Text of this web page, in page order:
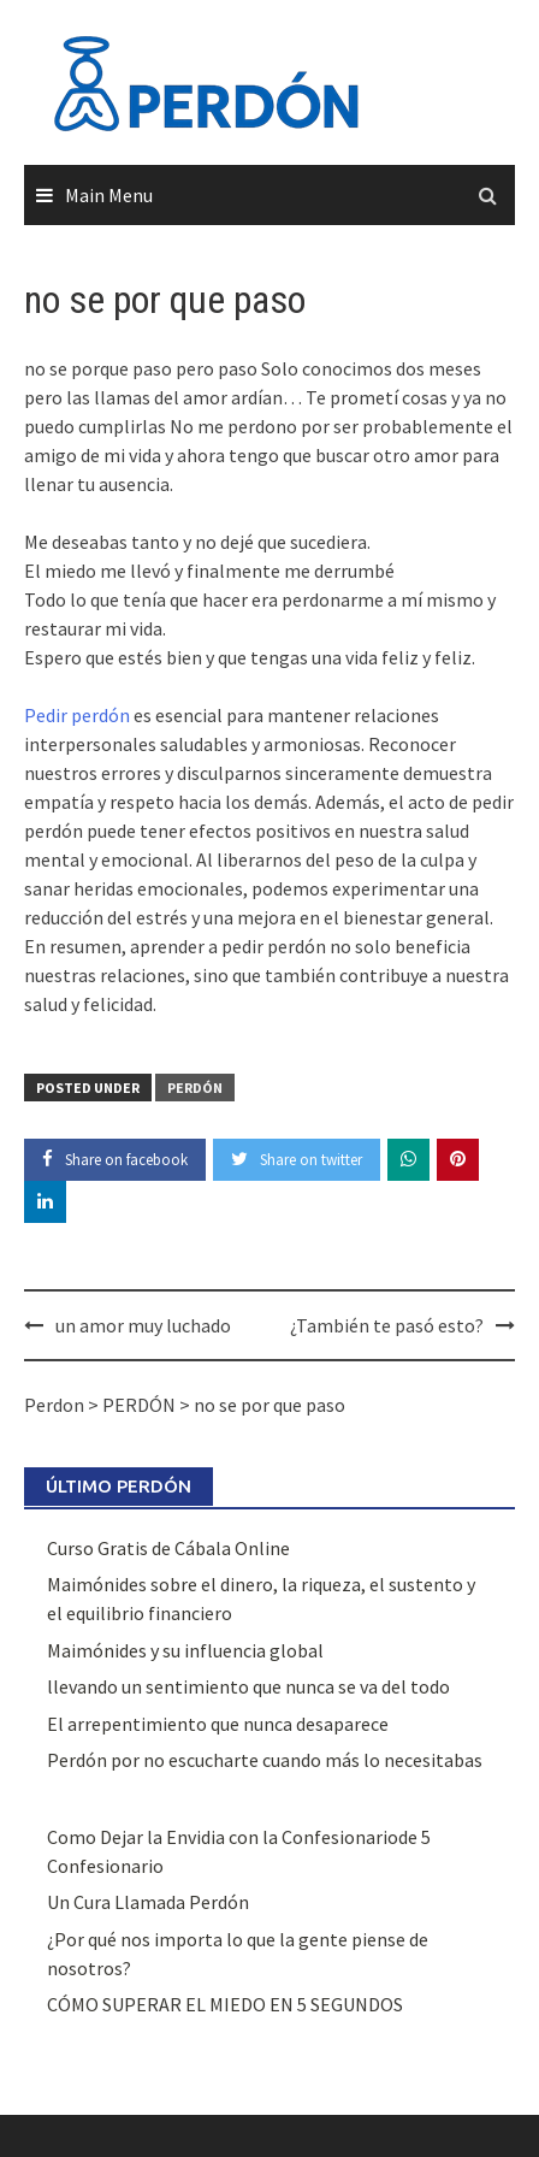
Main Menu
no se por que paso
no se porque paso pero paso Solo conocimos dos meses
pero las llamas del amor ardían… Te prometí cosas y ya no
puedo cumplirlas No me perdono por ser probablemente el
amigo de mi vida y ahora tengo que buscar otro amor para
llenar tu ausencia.
Me deseabas tanto y no dejé que sucediera.
El miedo me llevó y finalmente me derrumbé
Todo lo que tenía que hacer era perdonarme a mí mismo y
restaurar mi vida.
Espero que estés bien y que tengas una vida feliz y feliz.
Pedir perdón es esencial para mantener relaciones
interpersonales saludables y armoniosas. Reconocer
nuestros errores y disculparnos sinceramente demuestra
empatía y respeto hacia los demás. Además, el acto de pedir
perdón puede tener efectos positivos en nuestra salud
mental y emocional. Al liberarnos del peso de la culpa y
sanar heridas emocionales, podemos experimentar una
reducción del estrés y una mejora en el bienestar general.
En resumen, aprender a pedir perdón no solo beneficia
nuestras relaciones, sino que también contribuye a nuestra
salud y felicidad.
POSTED UNDER PERDÓN
Share on facebook Share on twitter
Postun amor muy luchado ¿También te pasó esto?
Perdon > PERDÓN > no se por que paso
ÚLTIMO PERDÓN
Curso Gratis de Cábala Online
Maimónides sobre el dinero, la riqueza, el sustento y
el equilibrio financiero
Maimónides y su influencia global
llevando un sentimiento que nunca se va del todo
El arrepentimiento que nunca desaparece
Perdón por no escucharte cuando más lo necesitabas
Como Dejar la Envidia con la Confesionariode 5
Confesionario
Un Cura Llamada Perdón
¿Por qué nos importa lo que la gente piense de
nosotros?
CÓMO SUPERAR EL MIEDO EN 5 SEGUNDOS